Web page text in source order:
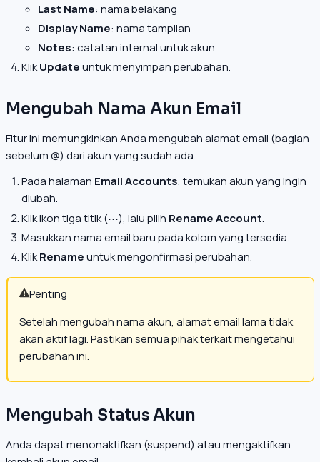
Last Name: nama belakang
Display Name: nama tampilan
Notes: catatan internal untuk akun
KlikUpdateuntuk menyimpan perubahan.
Mengubah Nama Akun Email
Fitur ini memungkinkan Anda mengubah alamat email (bagian
sebelum @) dari akun yang sudah ada.
Pada halaman Email Accounts, temukan akun yang ingin
diubah.
Klik ikon tiga titik (⋯), lalu pilih Rename Account.
Masukkan nama email baru pada kolom yang tersedia.
KlikRenameuntuk mengonfirmasi perubahan.
Penting
Setelah mengubah nama akun, alamat email lama tidak
akan aktif lagi. Pastikan semua pihak terkait mengetahui
perubahan ini.
Mengubah Status Akun
Anda dapat menonaktifkan (suspend) atau mengaktifkan